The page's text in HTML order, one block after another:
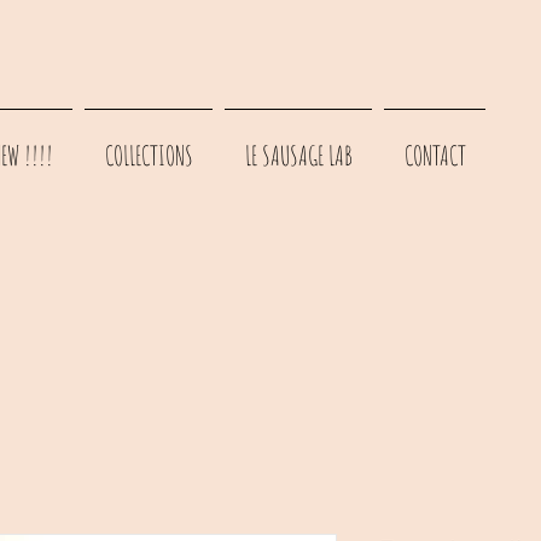
!!!! COLLECTIONS LE SAUSAGE LAB CONTACT